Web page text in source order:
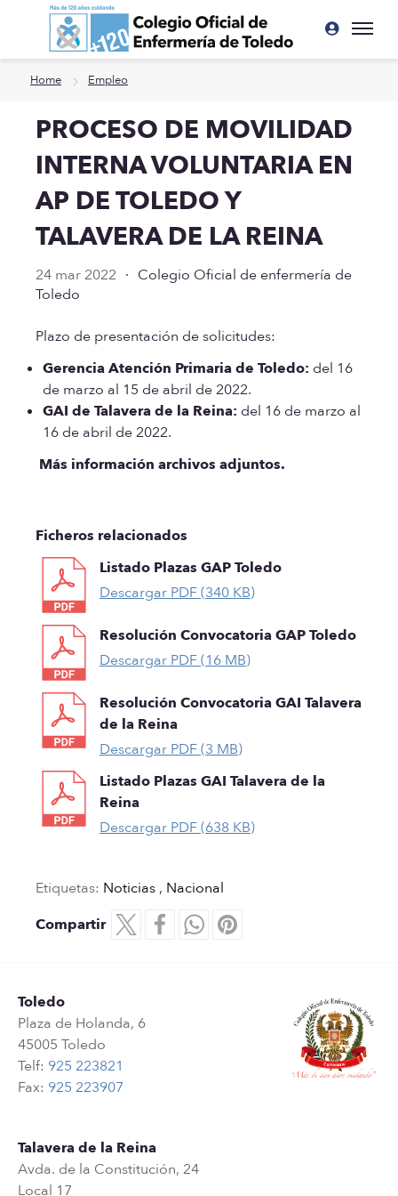
Ir a contenido principal
Home Empleo
PROCESO DE MOVILIDAD
INTERNA VOLUNTARIA EN
AP DE TOLEDO Y
TALAVERA DE LA REINA
24 mar 2022 · Colegio Oficial de enfermería de
Toledo
Plazo de presentación de solicitudes:
Gerencia Atención Primaria de Toledo: del 16
de marzo al 15 de abril de 2022.
GAI de Talavera de la Reina: del 16 de marzo al
16 de abril de 2022.
Más información archivos adjuntos.
Ficheros relacionados
Listado Plazas GAP Toledo
Descargar PDF (340 KB)
Resolución Convocatoria GAP Toledo
Descargar PDF (16 MB)
Resolución Convocatoria GAI Talavera
de la Reina
Descargar PDF (3 MB)
Listado Plazas GAI Talavera de la
Reina
Descargar PDF (638 KB)
Etiquetas: Noticias , Nacional
Compartir
Toledo
Plaza de Holanda, 6
45005 Toledo
Telf: 925 223821
Fax: 925 223907
Talavera de la Reina
Avda. de la Constitución, 24
Local 17